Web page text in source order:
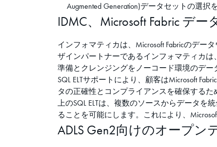
Augmented Generation)データセットの選択
IDMC、Microsoft Fabric デ
インフォマティカは、Microsoft Fabricのデー
ザインパートナーであるインフォマティカは
準備とクレンジングをノーコード環境のデー
SQL ELTサポートにより、顧客はMicrosoft
タの正確性とコンプライアンスを確保するた
上のSQL ELTは、複数のソースからデータ
ることを可能にします。これにより、
ADLS Gen2向けのオープン